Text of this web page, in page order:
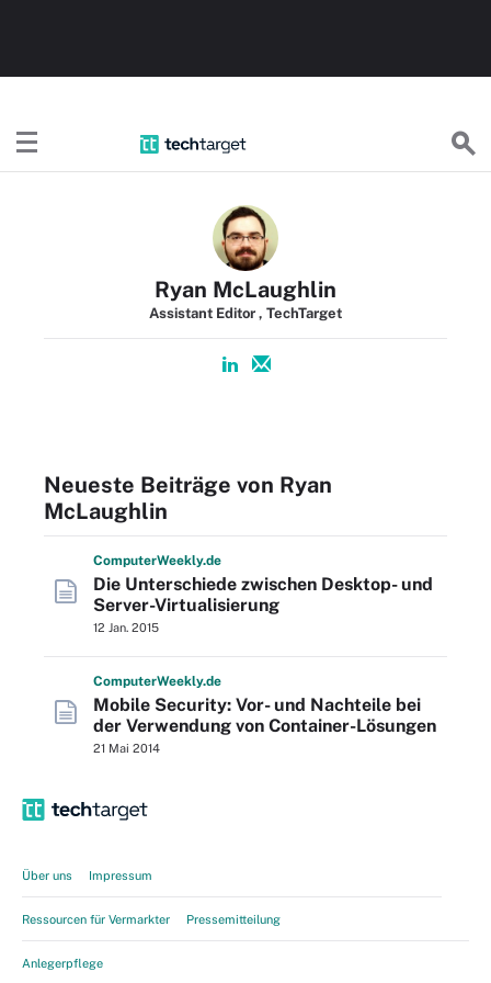
Ryan McLaughlin
Assistant Editor , TechTarget
Neueste Beiträge von Ryan
McLaughlin
ComputerWeekly.de
Die Unterschiede zwischen Desktop- und
Server-Virtualisierung
12 Jan. 2015
ComputerWeekly.de
Mobile Security: Vor- und Nachteile bei
der Verwendung von Container-Lösungen
21 Mai 2014
Über uns Impressum
Ressourcen für Vermarkter Pressemitteilung
Anlegerpflege